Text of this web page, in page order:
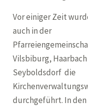
Vor einiger Zeit
auch in der
Vilsbiburg,
Seyboldsdorf die
durchgeführt. In den